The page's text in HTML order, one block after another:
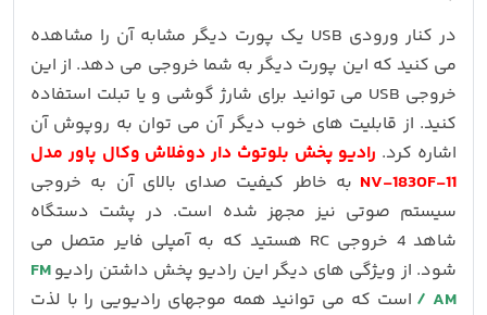
در کنار ورودی USB یک پورت دیگر مشابه آن را مشاهده
می کنید که این پورت دیگر به شما خروجی می دهد. از این
خروجی USB می توانید برای شارژ گوشی و یا تبلت استفاده
کنید. از قابلیت های خوب دیگر آن می توان به روپوش آن
اشاره کرد. رادیو پخش بلوتوث دار دوفلاش وکال پاور مدل
NV-1830F-11 به خاطر کیفیت صدای بالای آن به خروجی
سیستم صوتی نیز مجهز شده است. در پشت دستگاه
شاهد 4 خروجی RC هستید که به آمپلی فایر متصل می
شود. از ویژگی های دیگر این رادیو پخش داشتن رادیوFM
/ AM است که می توانید همه موجهای رادیویی را با لذت